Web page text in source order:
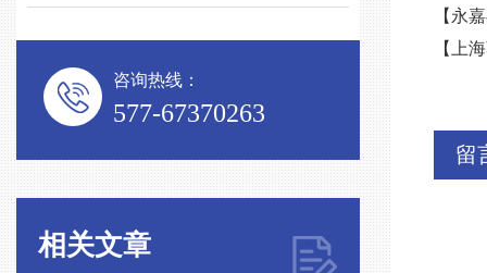
咨询热线：
577-67370263
相关文章
【永
【上
留